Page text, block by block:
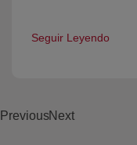
Seguir Leyendo
PreviousNext